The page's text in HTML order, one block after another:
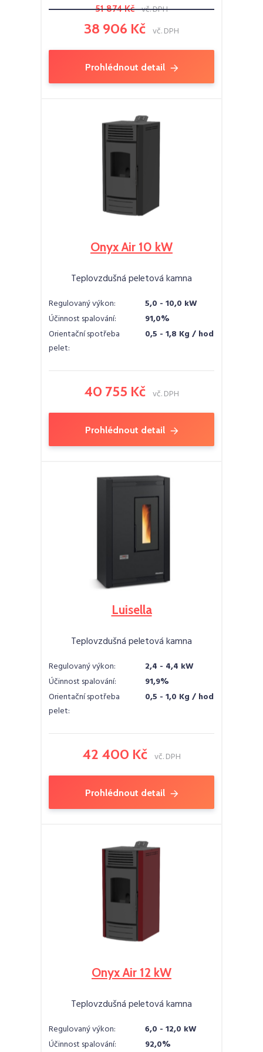
51 874 Kč vč. DPH
38 906 Kč vč. DPH
Prohlédnout detail
Onyx Air 10 kW
Teplovzdušná peletová kamna
Regulovaný výkon:
5,0 - 10,0 kW
Účinnost spalování:
91,0%
Orientační spotřeba
pelet:
0,5 - 1,8 Kg / hod
40 755 Kč vč. DPH
Prohlédnout detail
Luisella
Teplovzdušná peletová kamna
Regulovaný výkon:
2,4 - 4,4 kW
Účinnost spalování:
91,9%
Orientační spotřeba
pelet:
0,5 - 1,0 Kg / hod
42 400 Kč vč. DPH
Prohlédnout detail
Onyx Air 12 kW
Teplovzdušná peletová kamna
Regulovaný výkon:
6,0 - 12,0 kW
Účinnost spalování:
92,0%